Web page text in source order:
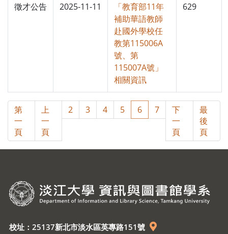
徵才公告 2025-11-11
「教育部11年
補助華語教師
赴國外學校任
教第115006A
號、第
115007A號」
相關資訊
629
第
一
頁
上
一
頁
2 3 4 5 6 7
下
一
頁
最
後
頁
校址：25137新北市淡水區英專路151號